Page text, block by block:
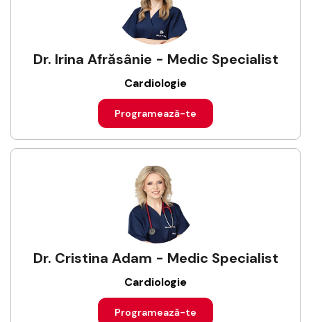
Dr. Irina Afrăsânie - Medic Specialist
Cardiologie
Programează-te
Dr. Cristina Adam - Medic Specialist
Cardiologie
Programează-te